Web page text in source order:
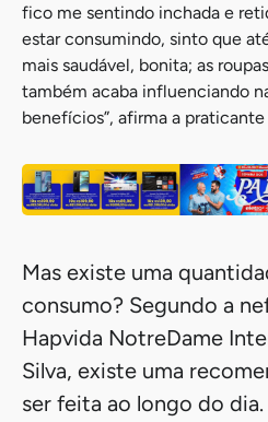
fico me sentindo inchada e
estar consumindo, sinto que
mais saudável, bonita; as
também acaba influenciando
benefícios”, afirma a
Mas existe uma
consumo? Segundo a
Hapvida NotreDame
Silva, existe uma
ser feita ao longo do